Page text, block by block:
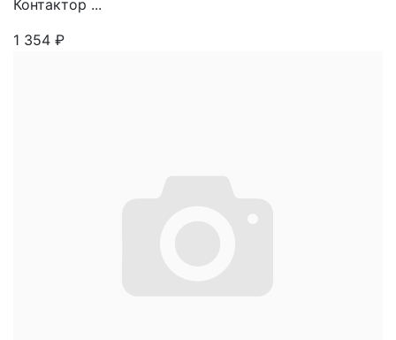
Контактор ...
1 354 ₽